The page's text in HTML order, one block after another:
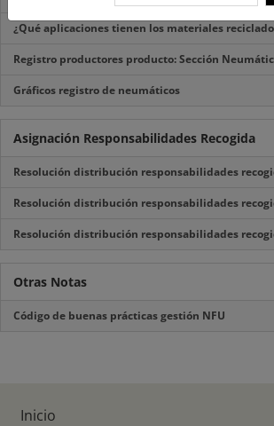
¿Qué aplicaciones tienen los materiales
Registro productores producto: Sección
Gráficos registro de neumáticos
Asignación Responsabilidades Recogida
Resolución distribución responsabilidades
Resolución distribución responsabilidades
Resolución distribución responsabilidades
Otras Notas
Código de buenas prácticas gestión NFU
Inicio